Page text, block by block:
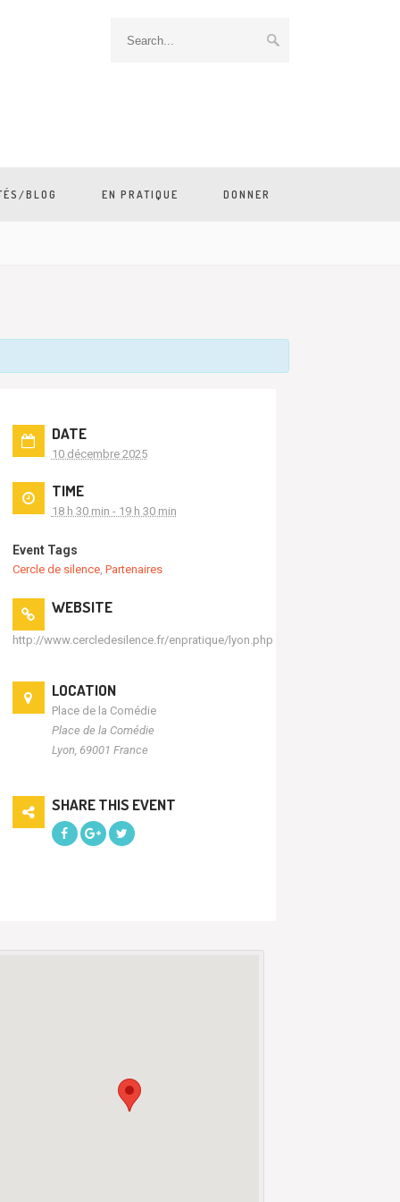
BLOG EN PRATIQUE DONNER
DATE
10 décembre 2025
TIME
18 h 30 min - 19 h 30 min
Event Tags
Cercle de silence, Partenaires
WEBSITE
http://www.cercledesilence.fr/enpratique/lyon.php
LOCATION
Place de la Comédie
Place de la Comédie
Lyon 69001 France
SHARE THIS EVENT